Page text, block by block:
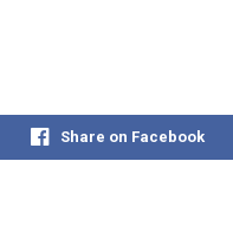
Share on Facebook